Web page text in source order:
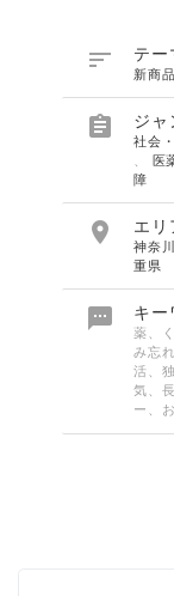
 テー
新商
 ジャ
社会
医
障
 エリ
神奈
重県
 キー
薬、
み忘
活、
気、
ー、